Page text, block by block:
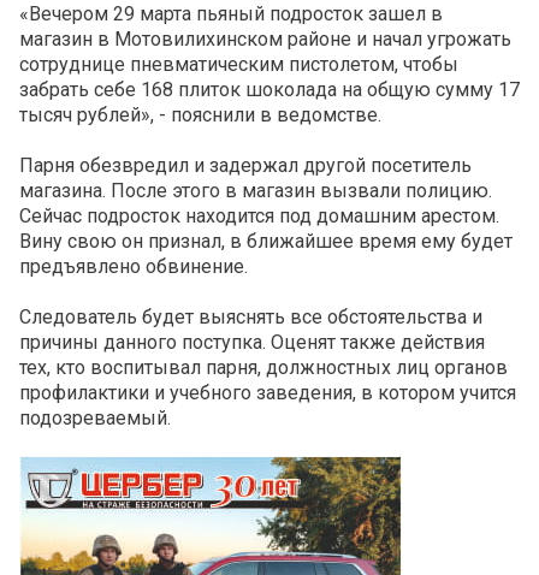
«Вечером 29 марта пьяный подросток зашел в
магазин в Мотовилихинском районе и начал угрожать
сотруднице пневматическим пистолетом, чтобы
забрать себе 168 плиток шоколада на общую сумму 17
тысяч рублей», - пояснили в ведомстве.
Парня обезвредил и задержал другой посетитель
магазина. После этого в магазин вызвали полицию.
Сейчас подросток находится под домашним арестом.
Вину свою он признал, в ближайшее время ему будет
предъявлено обвинение.
Следователь будет выяснять все обстоятельства и
причины данного поступка. Оценят также действия
тех, кто воспитывал парня, должностных лиц органов
профилактики и учебного заведения, в котором учится
подозреваемый.